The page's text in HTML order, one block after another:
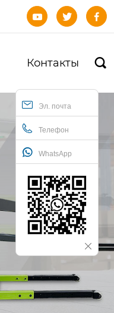
  
Контакты 
Эл. почта
Телефон
WhatsApp